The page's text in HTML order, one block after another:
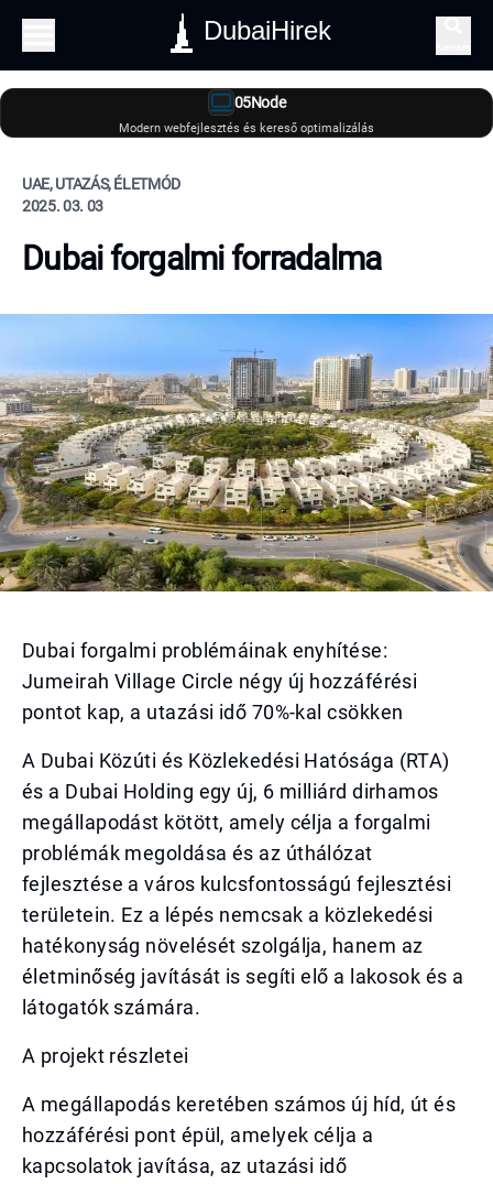
DubaiHirek
05Node
Modern webfejlesztés és kereső optimalizálás
UAE, UTAZÁS, ÉLETMÓD
2025. 03. 03
Dubai forgalmi forradalma
Dubai forgalmi problémáinak enyhítése:
Jumeirah Village Circle négy új hozzáférési
pontot kap, a utazási idő 70%-kal csökken
A Dubai Közúti és Közlekedési Hatósága (RTA)
és a Dubai Holding egy új, 6 milliárd dirhamos
megállapodást kötött, amely célja a forgalmi
problémák megoldása és az úthálózat
fejlesztése a város kulcsfontosságú fejlesztési
területein. Ez a lépés nemcsak a közlekedési
hatékonyság növelését szolgálja, hanem az
életminőség javítását is segíti elő a lakosok és a
látogatók számára.
A projekt részletei
A megállapodás keretében számos új híd, út és
hozzáférési pont épül, amelyek célja a
kapcsolatok javítása, az utazási idő